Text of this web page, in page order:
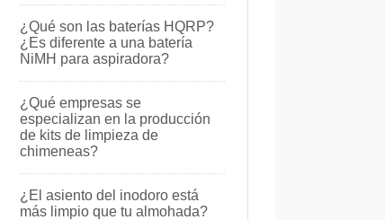
¿Qué son las baterías HQRP?
¿Es diferente a una batería
NiMH para aspiradora?
¿Qué empresas se
especializan en la producción
de kits de limpieza de
chimeneas?
¿El asiento del inodoro está
más limpio que tu almohada?